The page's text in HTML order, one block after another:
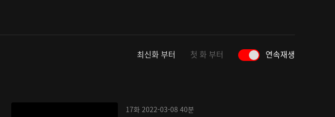
최신화 부터 첫 화 부터 연속재생
17화 2022-03-08 40분